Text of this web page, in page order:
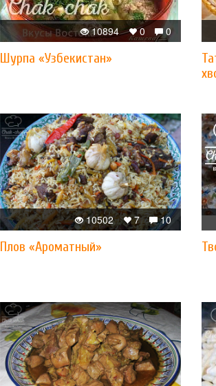
0
0
10894
Шурпа «Узбекистан»
10
7
10502
Плов «Ароматный»